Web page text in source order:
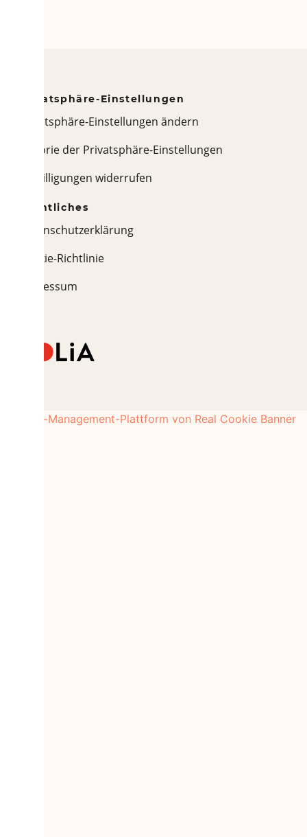
Rechtliches
Datenschutzerklärung
Cookie-Richtlinie
Impressum
Privatsphäre-Einstellungen
Privatsphäre-Einstellungen ändern
Historie der Privatsphäre-Einstellungen
Einwilligungen widerrufen
Consent-Management-Plattform von Real Cookie Banner